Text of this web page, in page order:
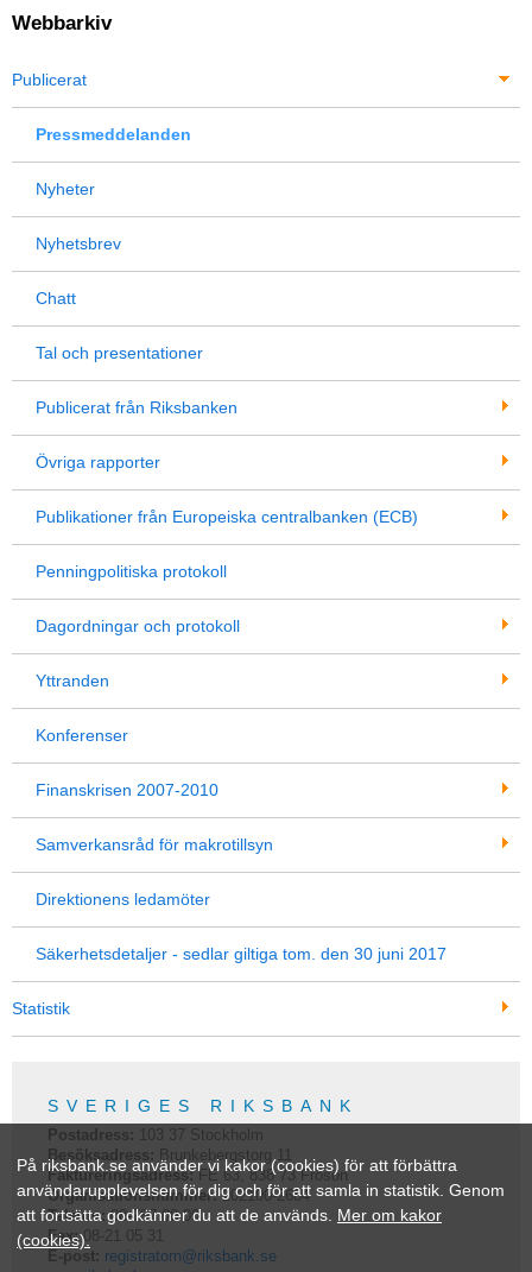
Webbarkiv
Publicerat
Pressmeddelanden
Nyheter
Nyhetsbrev
Chatt
Tal och presentationer
Publicerat från Riksbanken
Övriga rapporter
Publikationer från Europeiska centralbanken (ECB)
Penningpolitiska protokoll
Dagordningar och protokoll
Yttranden
Konferenser
Finanskrisen 2007-2010
Samverkansråd för makrotillsyn
Direktionens ledamöter
Säkerhetsdetaljer - sedlar giltiga tom. den 30 juni 2017
Statistik
SVERIGES RIKSBANK
Postadress: 103 37 Stockholm
Besöksadress: Brunkebergstorg 11
Faktureringsadress:FE 63, 838 73 Frösön
Organisationsnummer:202100-2684
Telefon: 08-787 00 00
Fax:08-21 05 31
E-post: registratorn@riksbank.se
På riksbank.se använder vi kakor (cookies) för att förbättra
användarupplevelsen för dig och för att samla in statistik. Genom
att fortsätta godkänner du att de används. Mer om kakor
(cookies).